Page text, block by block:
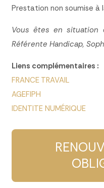
Prestation non soumise à
Vous êtes en situation
Référente Handicap,
Liens complémentaires :
FRANCE TRAVAIL
AGEFIPH
IDENTITE NUMÉRIQUE